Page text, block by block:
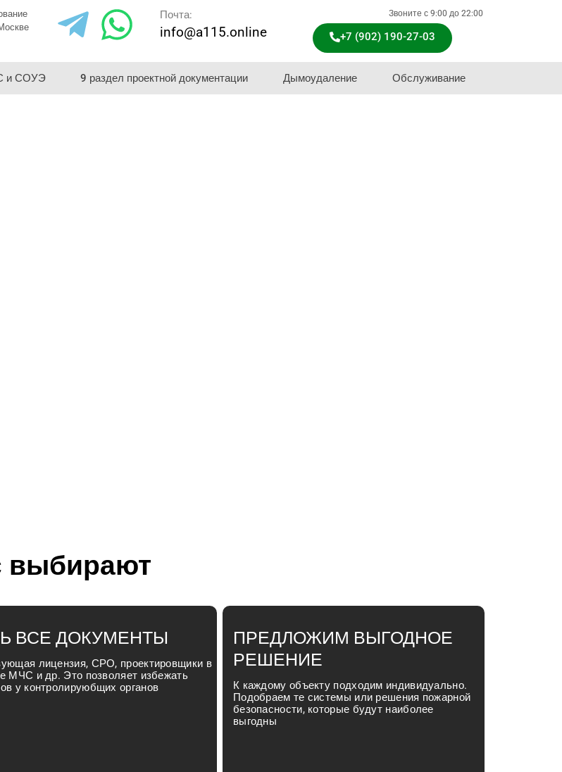
Почта:
info@a115.online
Звоните с 9:00 до 22:00
+7 (902) 190-27-03
и СОУЭ 9 раздел проектной документации Дымоудаление Обслуживание
выбирают
ВСЕ ДОКУМЕНТЫ
лицензия, СРО, проектировщики в
МЧС и др. Это позволяет избежать
у контролируюбщих органов
ПРЕДЛОЖИМ ВЫГОДНОЕ
РЕШЕНИЕ
К каждому объекту подходим индивидуально.
Подобраем те системы или решения пожарной
безопасности, которые будут наиболее
выгодны